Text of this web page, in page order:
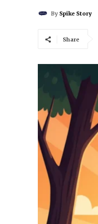
By Spike Story
Share